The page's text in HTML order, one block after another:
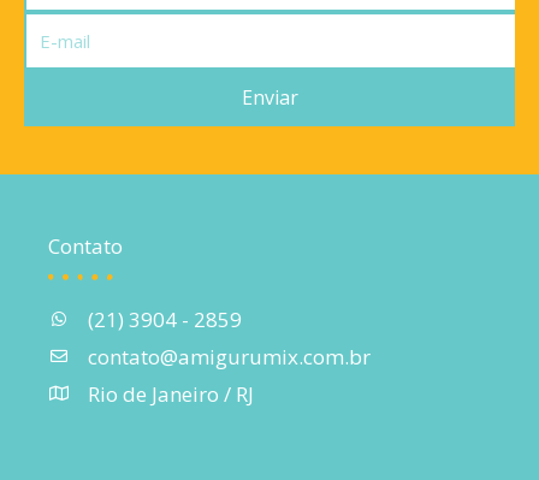
mail
Enviar
Contato
(21) 3904 - 2859
contato@amigurumix.com.br
Rio de Janeiro / RJ